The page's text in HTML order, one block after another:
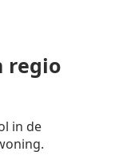
regio
in de